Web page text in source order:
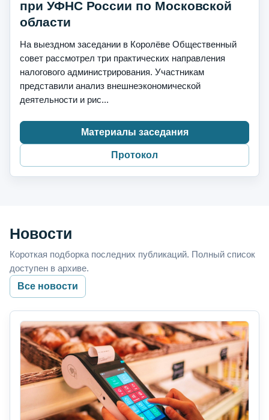
при УФНС России по Московской
области
На выездном заседании в Королёве Общественный
совет рассмотрел три практических направления
налогового администрирования. Участникам
представили анализ внешнеэкономической
деятельности и рис...
Материалы заседания
Протокол
Новости
Короткая подборка последних публикаций. Полный список
доступен в архиве.
Все новости